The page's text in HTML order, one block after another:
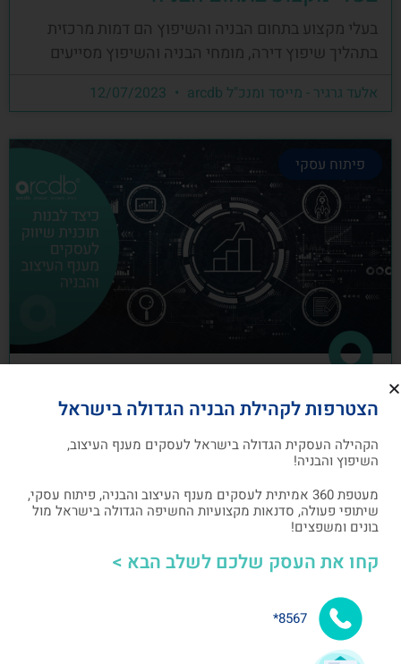
בעלי מקצוע בתחום הבניה והשיפוץ הם דמות מרכזית
בתהליך שיפוץ דירה, מומחי הבניה והשיפוץ מסייעים
אלעד גרגיר - מייסד ומנכ"ל arcdb
פיתוח עסקי
כיצד לבנות תוכנית שיווק לעסקים מענף
העיצוב והבניה
תוכנית שיווק הנה תוכנית כתובה, המהווה מפת דרכים
אלעד גרגיר - מייסד ומנכ"ל arcdb 05/07/2023
הצטרפות לקהילת הבניה הגדולה בישראל
הקהילה העסקית הגדולה בישראל לעסקים מענף העיצוב,
השיפוץ והבניה!
מעטפת 360 אמיתית לעסקים מענף העיצוב והבניה, פיתוח עסקי,
שיתופי פעולה, סדנאות מקצועיות החשיפה הגדולה בישראל מול
בונים ומשפצים!
קחו את העסק שלכם לשלב הבא >
8567*